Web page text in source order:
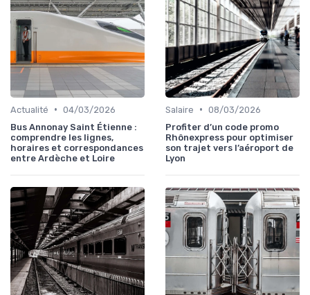
Actualité • 04/03/2026
Bus Annonay Saint Étienne :
comprendre les lignes,
horaires et correspondances
entre Ardèche et Loire
Salaire • 08/03/2026
Profiter d’un code promo
Rhônexpress pour optimiser
son trajet vers l’aéroport de
Lyon